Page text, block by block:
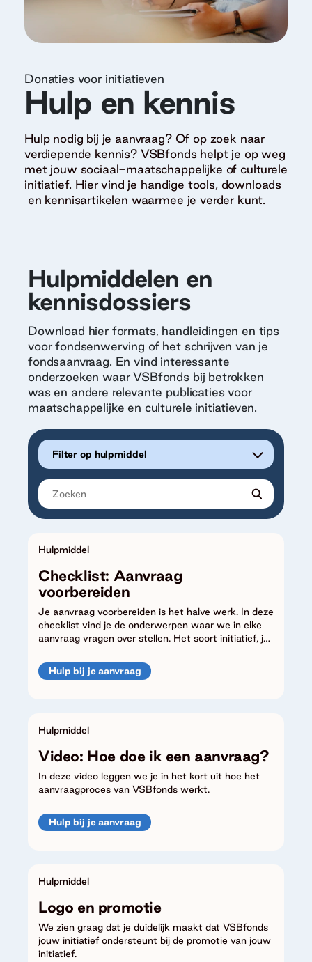
Donaties voor initiatieven
Hulp en kennis
Hulp nodig bij je aanvraag? Of op zoek naar
verdiepende kennis? VSBfonds helpt je op weg
met jouw sociaal-maatschappelijke of culturele
initiatief. Hier vind je handige tools, downloads
en kennisartikelen waarmee je verder kunt.
Hulpmiddelen en
kennisdossiers
Download hier formats, handleidingen en tips
voor fondsenwerving of het schrijven van je
fondsaanvraag. En vind interessante
onderzoeken waar VSBfonds bij betrokken
was en andere relevante publicaties voor
maatschappelijke en culturele initiatieven.
Filter op hulpmiddel
Hulpmiddel
Checklist: Aanvraag
voorbereiden
Je aanvraag voorbereiden is het halve werk. In deze
checklist vind je de onderwerpen waar we in elke
aanvraag vragen over stellen. Het soort initiatief, je
bepalen welke extra vragen je krijgt.
Hulp bij je aanvraag
Hulpmiddel
Video: Hoe doe ik een aanvraag?
In deze video leggen we je in het kort uit hoe het
aanvraagproces van VSBfonds werkt.
Hulp bij je aanvraag
Hulpmiddel
Logo en promotie
We zien graag dat je duidelijk maakt dat VSBfonds
jouw initiatief ondersteunt bij de promotie van jouw
initiatief.